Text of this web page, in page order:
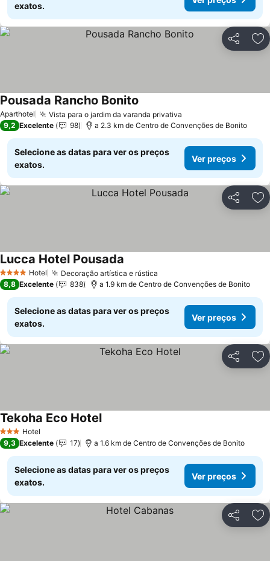
exatos.
Partilhar
Aparthotel Vista para o jardim da varanda privativa
Pousada Rancho Bonito
9,2 Excelente 98 a 2.3 km de Centro de Convenções de Bonito
Selecione as datas para ver os preços
exatos.
Ver preços
Partilhar
4 EstrelasHotel Decoração artística e rústica
Lucca Hotel Pousada
8,8 Excelente 838 a 1.9 km de Centro de Convenções de Bonito
Selecione as datas para ver os preços
exatos.
Ver preços
Partilhar
3 EstrelasHotel
Tekoha Eco HotelVer preços
9,3 Excelente 17 a 1.6 km de Centro de Convenções de Bonito
Selecione as datas para ver os preços
exatos.
Ver preços
Partilhar